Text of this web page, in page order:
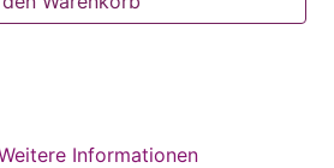
Informationen